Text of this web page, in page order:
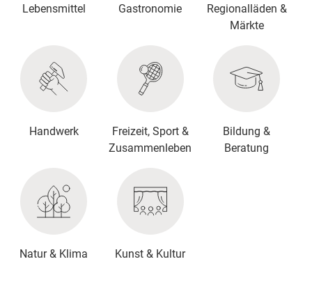
Lebensmittel Gastronomie
Regionalläden &
Märkte
Handwerk
Freizeit, Sport &
Zusammenleben
Bildung &
Beratung
Natur & Klima Kunst & Kultur